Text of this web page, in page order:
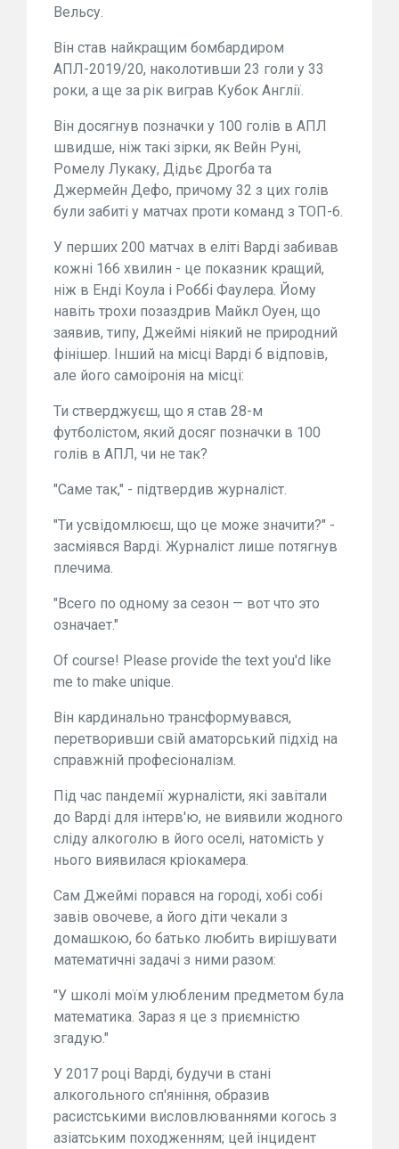
Вельсу.
Він став найкращим бомбардиром
АПЛ-2019/20, наколотивши 23 голи у 33
роки, а ще за рік виграв Кубок Англії.
Він досягнув позначки у 100 голів в АПЛ
швидше, ніж такі зірки, як Вейн Руні,
Ромелу Лукаку, Дідьє Дрогба та
Джермейн Дефо, причому 32 з цих голів
були забиті у матчах проти команд з ТОП-6.
У перших 200 матчах в еліті Варді забивав
кожні 166 хвилин - це показник кращий,
ніж в Енді Коула і Роббі Фаулера. Йому
навіть трохи позаздрив Майкл Оуен, що
заявив, типу, Джеймі ніякий не природний
фінішер. Інший на місці Варді б відповів,
але його самоіронія на місці:
Ти стверджуєш, що я став 28-м
футболістом, який досяг позначки в 100
голів в АПЛ, чи не так?
"Саме так," - підтвердив журналіст.
"Ти усвідомлюєш, що це може значити?" -
засміявся Варді. Журналіст лише потягнув
плечима.
"Всего по одному за сезон — вот что это
означает."
Of course! Please provide the text you'd like
me to make unique.
Він кардинально трансформувався,
перетворивши свій аматорський підхід на
справжній професіоналізм.
Під час пандемії журналісти, які завітали
до Варді для інтерв'ю, не виявили жодного
сліду алкоголю в його оселі, натомість у
нього виявилася кріокамера.
Сам Джеймі порався на городі, хобі собі
завів овочеве, а його діти чекали з
домашкою, бо батько любить вирішувати
математичні задачі з ними разом:
"У школі моїм улюбленим предметом була
математика. Зараз я це з приємністю
згадую."
У 2017 році Варді, будучи в стані
алкогольного сп'яніння, образив
расистськими висловлюваннями когось з
азіатським походженням; цей інцидент